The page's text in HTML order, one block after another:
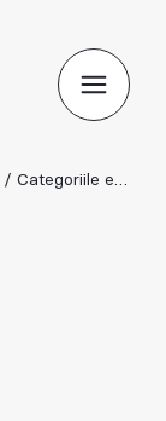
/ Categoriile ediției 2024